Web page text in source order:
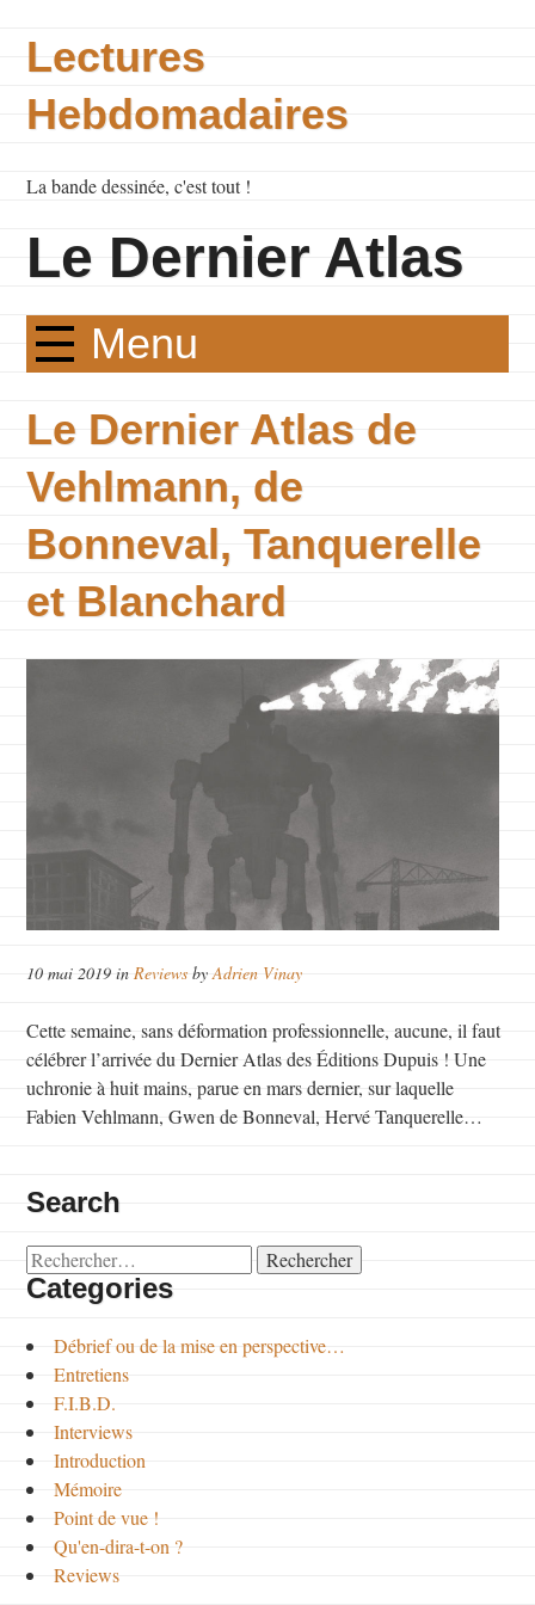
Lectures
Hebdomadaires
La bande dessinée, c'est tout !
Le Dernier Atlas
Menu
Le Dernier Atlas de
Vehlmann, de
Bonneval, Tanquerelle
et Blanchard
10 mai 2019 in Reviews byAdrien Vinay
Cette semaine, sans déformation professionnelle, aucune, il faut
célébrer l’arrivée du Dernier Atlas des Éditions Dupuis ! Une
uchronie à huit mains, parue en mars dernier, sur laquelle
Fabien Vehlmann, Gwen de Bonneval, Hervé Tanquerelle…
Search
Rechercher :
Categories
Débrief ou de la mise en perspective…
Entretiens
F.I.B.D.
Interviews
Introduction
Mémoire
Point de vue !
Qu'en-dira-t-on ?
Reviews